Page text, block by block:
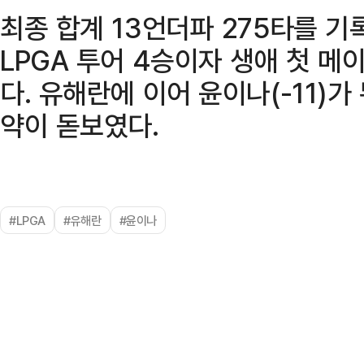
최종 합계 13언더파 275타를 기
LPGA 투어 4승이자 생애 첫 메
다. 유해란에 이어 윤이나(-11)
약이 돋보였다.
#LPGA #유해란 #윤이나